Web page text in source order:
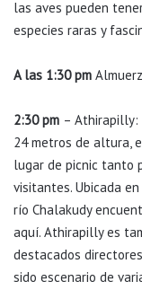
las aves pueden
especies raras y
A las 1:30 pm
2:30 pm – Athirapilly:
24 metros de altura,
lugar de picnic tanto
visitantes. Ubicada
río Chalakudy
aquí. Athirapilly es
destacados
sido escenario de